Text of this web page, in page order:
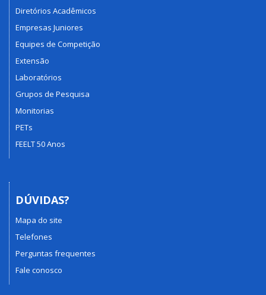
Diretórios Acadêmicos
Empresas Juniores
Equipes de Competição
Extensão
Laboratórios
Grupos de Pesquisa
Monitorias
PETs
FEELT 50 Anos
DÚVIDAS?
Mapa do site
Telefones
Perguntas frequentes
Fale conosco